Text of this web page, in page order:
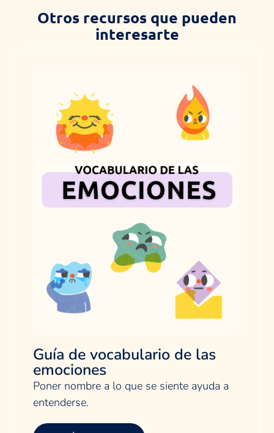
Otros recursos que pueden
interesarte
Guía de vocabulario de las
emociones
Poner nombre a lo que se siente ayuda a
entenderse.